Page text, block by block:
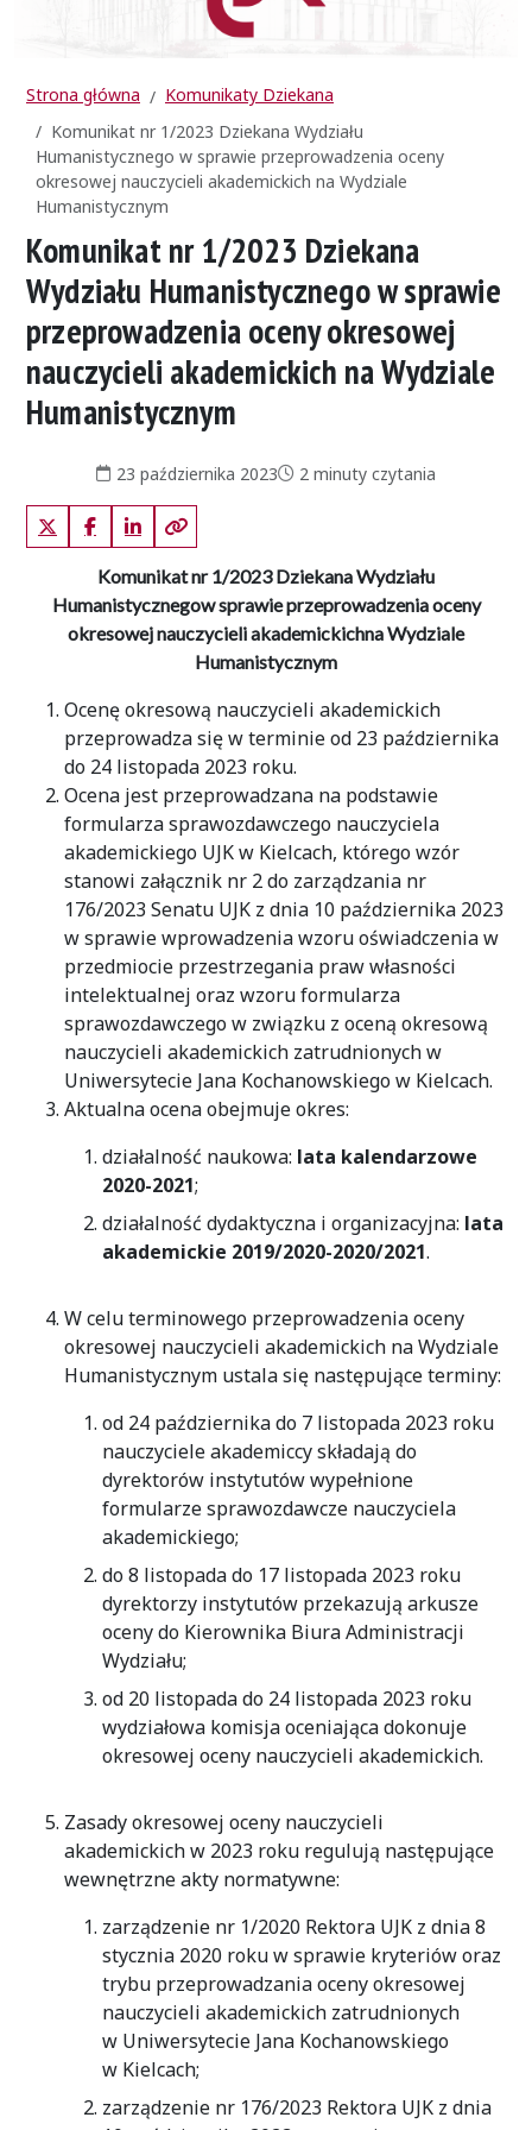
Strona główna
Komunikaty Dziekana
Komunikat nr 1/2023 Dziekana Wydziału
Humanistycznego w sprawie przeprowadzenia oceny
okresowej nauczycieli akademickich na Wydziale
Humanistycznym
Komunikat nr 1/2023 Dziekana
Wydziału Humanistycznego w sprawie
przeprowadzenia oceny okresowej
nauczycieli akademickich na Wydziale
Humanistycznym
Data publikacji:
23 października 2023Czas czytania:
2 minuty czytania
X (Twitter)FacebookLinkedInKopiuj link
Komunikat nr 1/2023 Dziekana Wydziału
Humanistycznegow sprawie przeprowadzenia oceny
okresowej nauczycieli akademickichna Wydziale
Humanistycznym
Ocenę okresową nauczycieli akademickich
przeprowadza się w terminie od 23 października
do 24 listopada 2023 roku.
Ocena jest przeprowadzana na podstawie
formularza sprawozdawczego nauczyciela
akademickiego UJK w Kielcach, którego wzór
stanowi załącznik nr 2 do zarządzania nr
176/2023 Senatu UJK z dnia 10 października 2023
w sprawie wprowadzenia wzoru oświadczenia w
przedmiocie przestrzegania praw własności
intelektualnej oraz wzoru formularza
sprawozdawczego w związku z oceną okresową
nauczycieli akademickich zatrudnionych w
Uniwersytecie Jana Kochanowskiego w Kielcach.
Aktualna ocena obejmuje okres:
działalność naukowa: lata kalendarzowe
2020-2021;
działalność dydaktyczna i organizacyjna: lata
akademickie 2019/2020-2020/2021.
W celu terminowego przeprowadzenia oceny
okresowej nauczycieli akademickich na Wydziale
Humanistycznym ustala się następujące terminy:
od 24 października do 7 listopada 2023 roku
nauczyciele akademiccy składają do
dyrektorów instytutów wypełnione
formularze sprawozdawcze nauczyciela
akademickiego;
do 8 listopada do 17 listopada 2023 roku
dyrektorzy instytutów przekazują arkusze
oceny do Kierownika Biura Administracji
Wydziału;
od 20 listopada do 24 listopada 2023 roku
wydziałowa komisja oceniająca dokonuje
okresowej oceny nauczycieli akademickich.
Zasady okresowej oceny nauczycieli
akademickich w 2023 roku regulują następujące
wewnętrzne akty normatywne:
zarządzenie nr 1/2020 Rektora UJK z dnia 8
stycznia 2020 roku w sprawie kryteriów oraz
trybu przeprowadzania oceny okresowej
nauczycieli akademickich zatrudnionych
w Uniwersytecie Jana Kochanowskiego
w Kielcach;
zarządzenie nr 176/2023 Rektora UJK z dnia